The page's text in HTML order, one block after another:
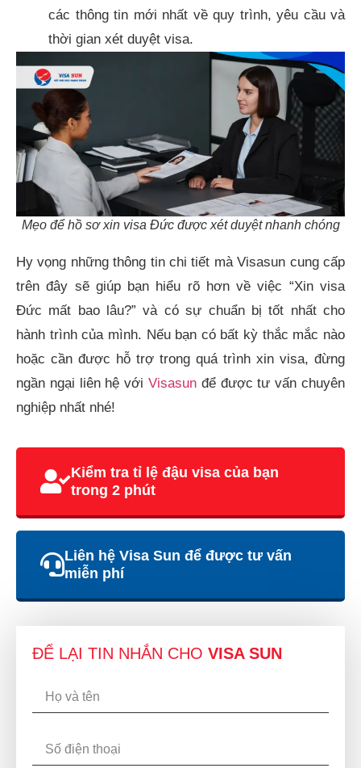
các thông tin mới nhất về quy trình, yêu cầu và
thời gian xét duyệt visa.
Mẹo để hồ sơ xin visa Đức được xét duyệt nhanh chóng
Hy vọng những thông tin chi tiết mà Visasun cung cấp
trên đây sẽ giúp bạn hiểu rõ hơn về việc “Xin visa
Đức mất bao lâu?” và có sự chuẩn bị tốt nhất cho
hành trình của mình. Nếu bạn có bất kỳ thắc mắc nào
hoặc cần được hỗ trợ trong quá trình xin visa, đừng
ngần ngại liên hệ với Visasun để được tư vấn chuyên
nghiệp nhất nhé!
Kiểm tra tỉ lệ đậu visa của bạn
trong 2 phút
Liên hệ Visa Sun để được tư vấn
miễn phí
ĐỂ LẠI TIN NHẮN CHO VISA SUN